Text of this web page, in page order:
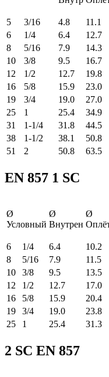
5 3/16 4.8 11.1
6
1/4 6.4 12.7
8
5/16 7.9 14.3
10
3/8 9.5 16.7
12
1/2 12.7 19.8
16
5/8 15.9 23.0
19
3/4 19.0 27.0
25
1 25.4 34.9
31
1-1/4 31.8 44.5
38
1-1/2 38.1 50.8
51
2 50.8 63.5
EN 857 1 SC
Ø
Условный
Ø
Внутрен
Ø
6 1/4 6.4 10.2
8
5/16 7.9 11.5
10
3/8 9.5 13.5
12
1/2 12.7 17.0
16
5/8 15.9 20.4
19
3/4 19.0 23.8
25
1 25.4 31.3
2 SC EN 857